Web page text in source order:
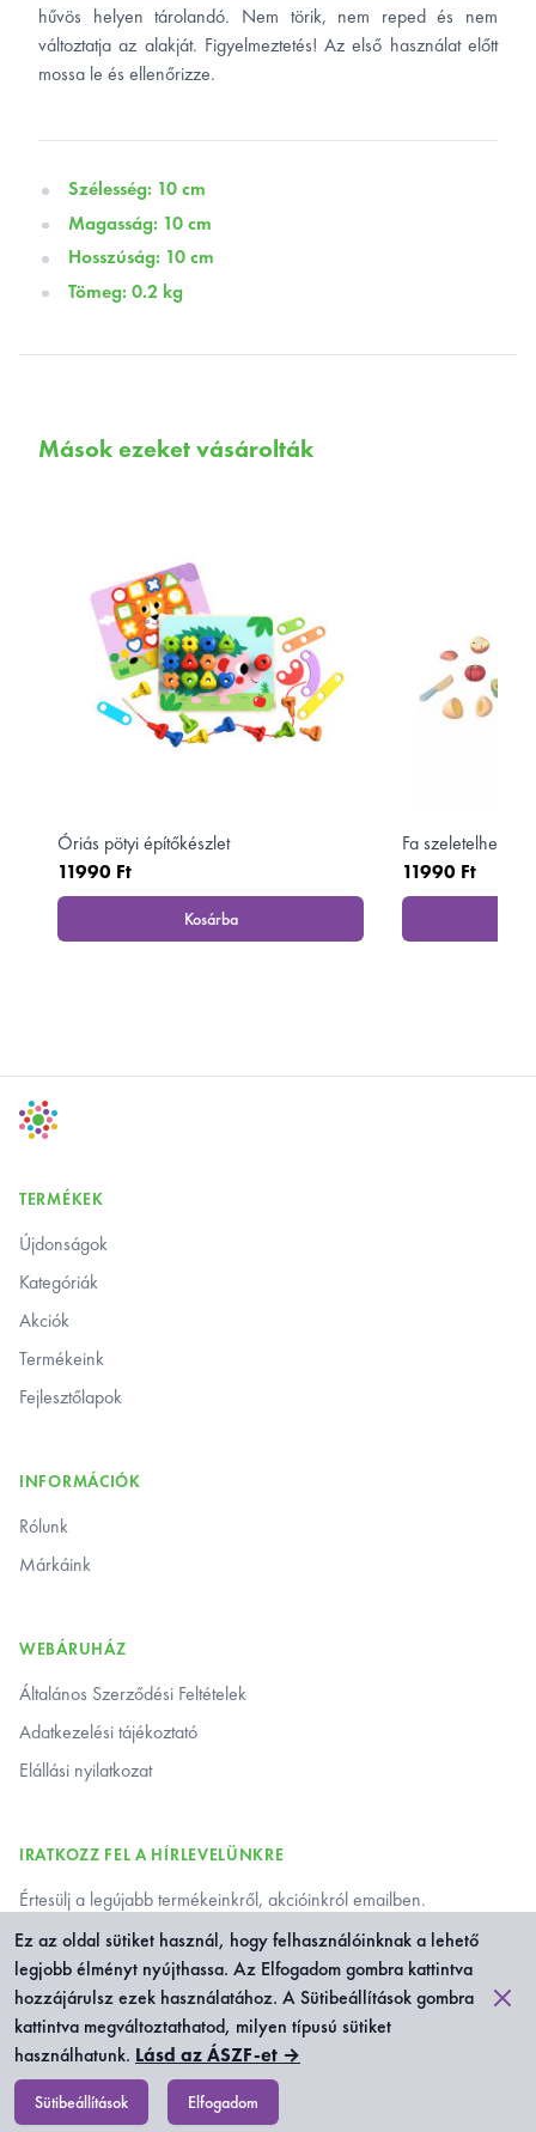
hűvös helyen tárolandó. Nem törik, nem reped és nem
változtatja az alakját. Figyelmeztetés! Az első használat előtt
mossa le és ellenőrizze.
Szélesség: 10 cm
Magasság: 10 cm
Hosszúság: 10 cm
Tömeg: 0.2 kg
Mások ezeket vásárolták
Óriás pötyi építőkészlet
11990 Ft
Kosárba
, Óriás pötyi építőkészlet
Fa szeletelhető
11990 Ft
TERMÉKEK
Újdonságok
Kategóriák
Akciók
Termékeink
Fejlesztőlapok
INFORMÁCIÓK
Rólunk
Márkáink
WEBÁRUHÁZ
Általános Szerződési Feltételek
Adatkezelési tájékoztató
Elállási nyilatkozat
IRATKOZZ FEL A HÍRLEVELÜNKRE
Értesülj a legújabb termékeinkről, akcióinkról emailben.
Iratkozz fel a hírlevelünkre
Feliratkozom
© 2023 Perla Fejlesztőjátékok. Minden jog fenntartva.
Ez az oldal sütiket használ, hogy felhasználóinknak a lehető
legjobb élményt nyújthassa. Az Elfogadom gombra kattintva
hozzájárulsz ezek használatához. A Sütibeállítások gombra
kattintva megváltoztathatod, milyen típusú sütiket
használhatunk. Lásd az ÁSZF-et →
Sütibeállítások
Sütibeállítások Elfogadom
Elfogadom